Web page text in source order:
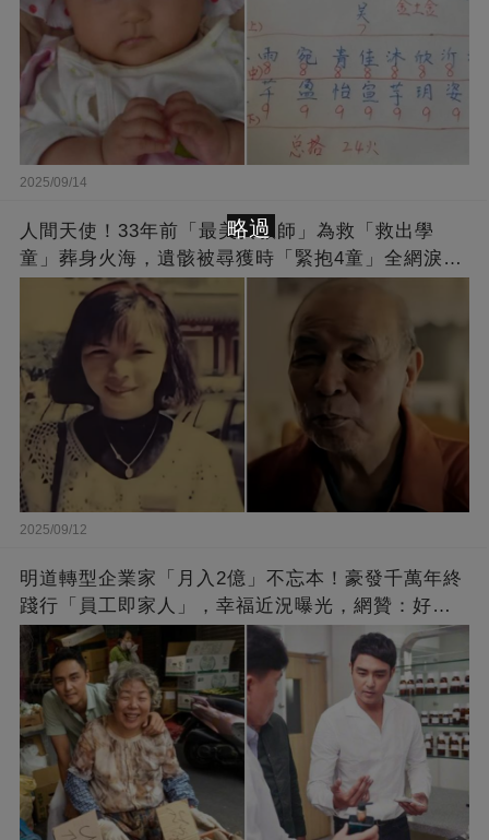
2025/09/14
人間天使！33年前「最美女教師」為救「救出學
童」葬身火海，遺骸被尋獲時「緊抱4童」全網淚
崩：真正的英雄不該被遺忘
2025/09/12
明道轉型企業家「月入2億」不忘本！豪發千萬年終
踐行「員工即家人」，幸福近況曝光，網贊：好老
闆的福報
略過